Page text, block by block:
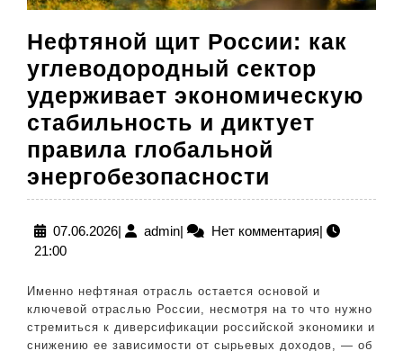
Нефтяной щит России: как
углеводородный сектор
удерживает экономическую
стабильность и диктует
правила глобальной
энергобезопасности
щит
России:
сектор
07.06.202607.06.2026
| adminadmin
| Нет комментария|
21:00
Именно нефтяная отрасль остается основой и
ключевой отраслью России, несмотря на то что нужно
стремиться к диверсификации российской экономики и
снижению ее зависимости от сырьевых доходов, — об